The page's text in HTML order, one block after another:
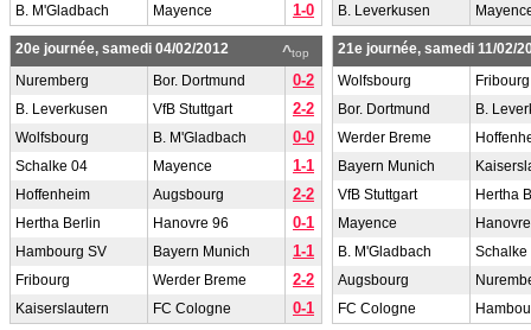
B. M'Gladbach Mayence 1-0
B. Leverkusen
^top
20e journée, samedi 04/02/2012
Nuremberg
Bor. Dortmund 0-2
B. Leverkusen VfB Stuttgart 2-2
Wolfsbourg B. M'Gladbach 0-0
Schalke 04 Mayence 1-1
Hoffenheim Augsbourg 2-2
Hertha Berlin Hanovre 96 0-1
Hambourg SV Bayern Munich 1-1
Fribourg Werder Breme 2-2
Kaiserslautern FC Cologne 0-1
21e journée, samedi 11/02/
Wolfsbourg
Fribourg
Bor. Dortmund
B.
Werder Breme
Bayern Munich
VfB Stuttgart
Hertha
Mayence
B. M'Gladbach
Schalke
Augsbourg
FC Cologne